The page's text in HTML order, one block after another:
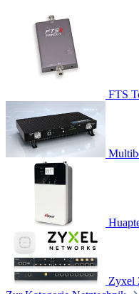
FTS
Zyxel